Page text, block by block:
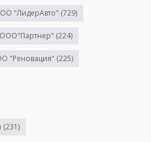
"ЛидерАвто" (729)
ООО"Партнер" (224)
"Реновация" (225)
(231)